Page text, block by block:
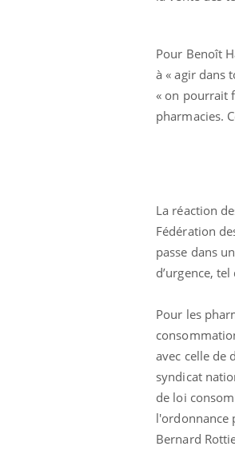
Pour Benoît
à « agir dans
« on pourrait
pharmacies.
La réaction
Fédération
passe dans
d’urgence,
Pour les
avec celle de
syndicat
de loi
l'ordonnance
Bernard